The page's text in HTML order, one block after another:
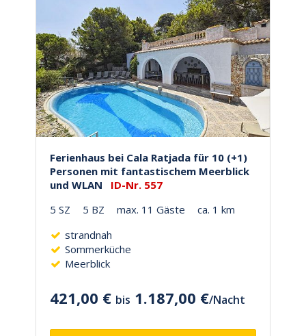
Ferienhaus bei Cala Ratjada für 10 (+1)
Personen mit fantastischem Meerblick
und WLAN
ID-Nr. 557
5 SZ
5 BZ max. 11 Gäste
ca. 1 km
strandnah
Sommerküche
Meerblick
421,00 € bis 1.187,00 €/Nacht